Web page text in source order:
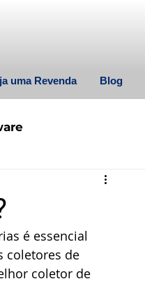
uma Revenda Blog
é essencial
coletores de
coletor de